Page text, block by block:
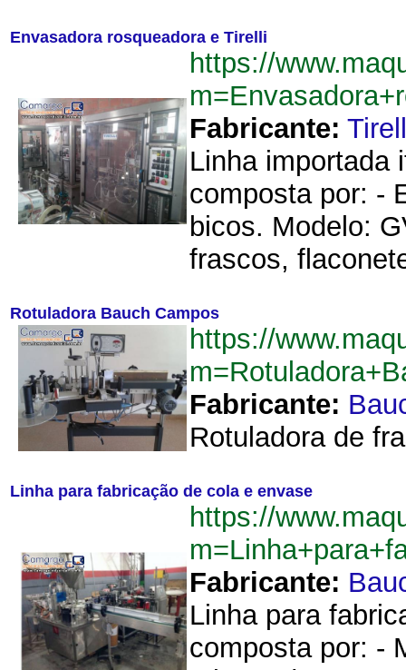
Envasadora rosqueadora e Tirelli
https://
Fabricante:
Linha importada
composta por: -
bicos. Modelo:
frascos,
Rotuladora Bauch Campos
https://
Fabricante:
Rotuladora de
Linha para fabricação de cola e envase
https://
Fabricante:
Linha para
composta por: -